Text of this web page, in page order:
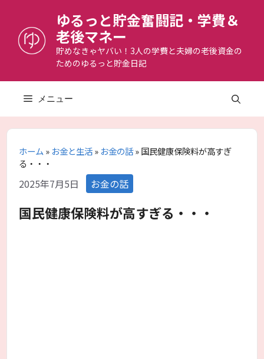
へ
ゆるっと貯金奮闘記・学費＆
老後マネー
貯めなきゃヤバい！3人の学費と夫婦の老後資金の
ためのゆるっと貯金日記
メニュー
ホーム» お金と生活» お金の話»国民健康保険料が高すぎ
る・・・
2025年7月5日 カ
テ
ゴ
リ
お金の話
国民健康保険料が高すぎる・・・